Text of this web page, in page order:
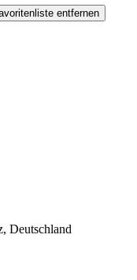
entfernen
Deutschland